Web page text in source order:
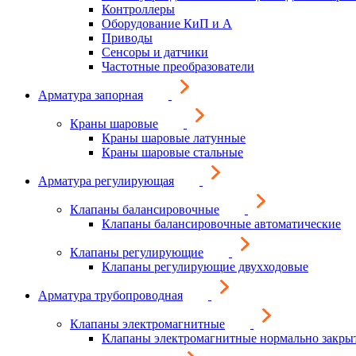
Контроллеры
Оборудование КиП и А
Приводы
Сенсоры и датчики
Частотные преобразователи
Арматура запорная
Краны шаровые
Краны шаровые латунные
Краны шаровые стальные
Арматура регулирующая
Клапаны балансировочные
Клапаны балансировочные автоматические
Клапаны регулирующие
Клапаны регулирующие двухходовые
Арматура трубопроводная
Клапаны электромагнитные
Клапаны электромагнитные нормально